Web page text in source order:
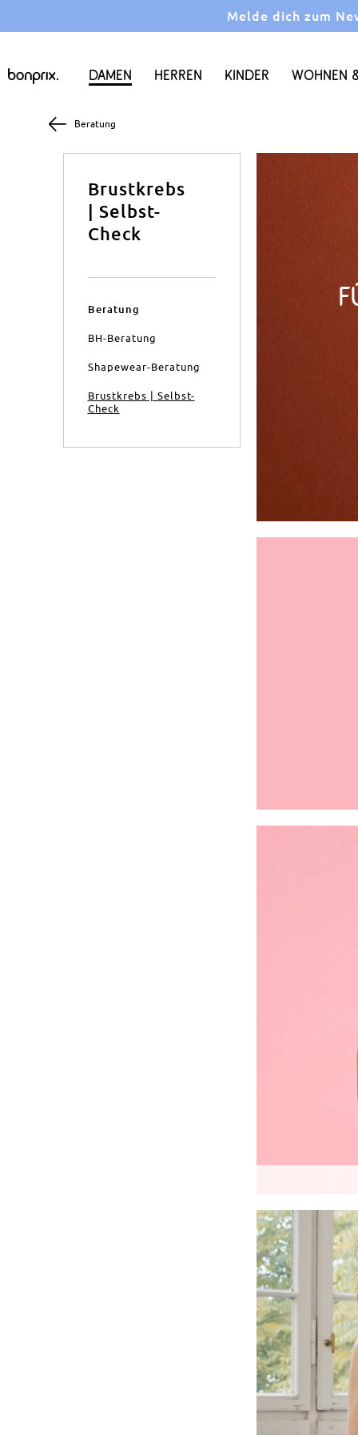
Melde dich zum
Damen Herren Kinder Wohnen
Beratung
Brustkrebs
| Selbst-
Check
Beratung
BH-Beratung
Shapewear-Beratung
Brustkrebs | Selbst-
Check